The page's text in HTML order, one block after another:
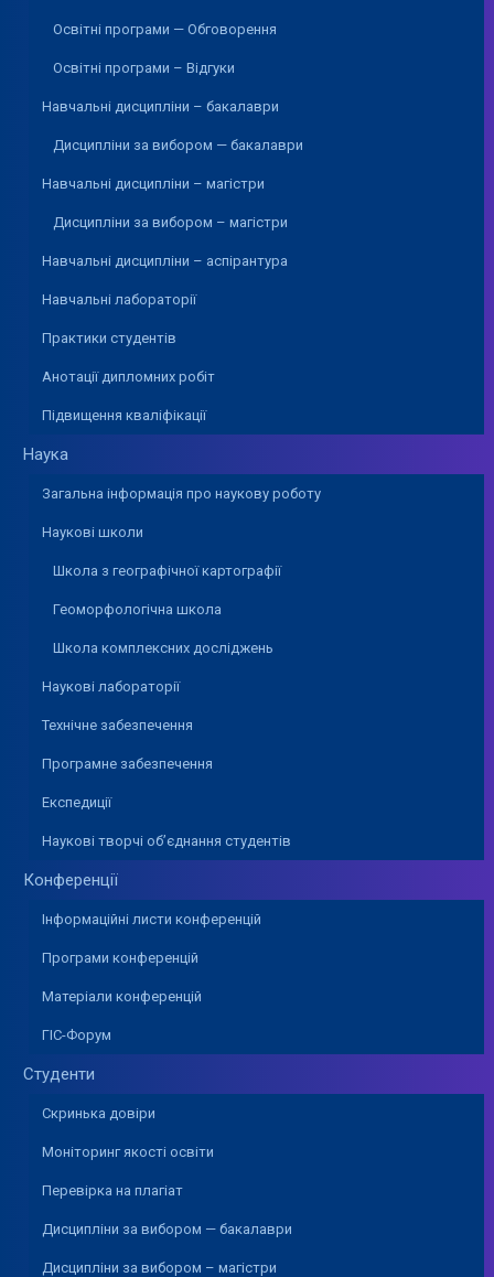
Освітні програми — Обговорення
Освітні програми – Відгуки
Навчальні дисципліни – бакалаври
Дисципліни за вибором — бакалаври
Навчальні дисципліни – магістри
Дисципліни за вибором – магістри
Навчальні дисципліни – аспірантура
Навчальні лабораторії
Практики студентів
Анотації дипломних робіт
Підвищення кваліфікації
Наука
Загальна інформація про наукову роботу
Наукові школи
Школа з географічної картографії
Геоморфологічна школа
Школа комплексних досліджень
Наукові лабораторії
Технічне забезпечення
Програмне забезпечення
Експедиції
Наукові творчі об’єднання студентів
Конференції
Інформаційні листи конференцій
Програми конференцій
Матеріали конференцій
ГІС-Форум
Студенти
Скринька довіри
Моніторинг якості освіти
Перевірка на плагіат
Дисципліни за вибором — бакалаври
Дисципліни за вибором – магістри